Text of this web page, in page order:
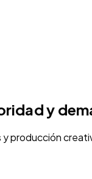
y
producción